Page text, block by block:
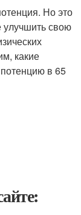
Но это
улучшить свою
какие
в 65